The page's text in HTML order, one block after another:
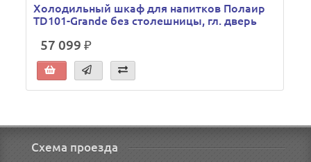
Холодильный шкаф для напитков Полаир
TD101-Grande без столешницы, гл. дверь
57 099 ₽
Схема проезда